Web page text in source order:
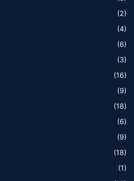
(2)
(4)
(6)
(3)
(16)
(9)
(18)
(6)
(9)
(18)
(1)